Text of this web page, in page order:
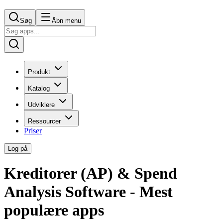
Søg Åbn menu
Produkt
Katalog
Udviklere
Ressourcer
Priser
Log på
Kreditorer (AP) & Spend
Analysis Software - Mest
populære apps